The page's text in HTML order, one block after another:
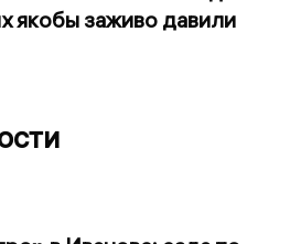
якобы заживо давили